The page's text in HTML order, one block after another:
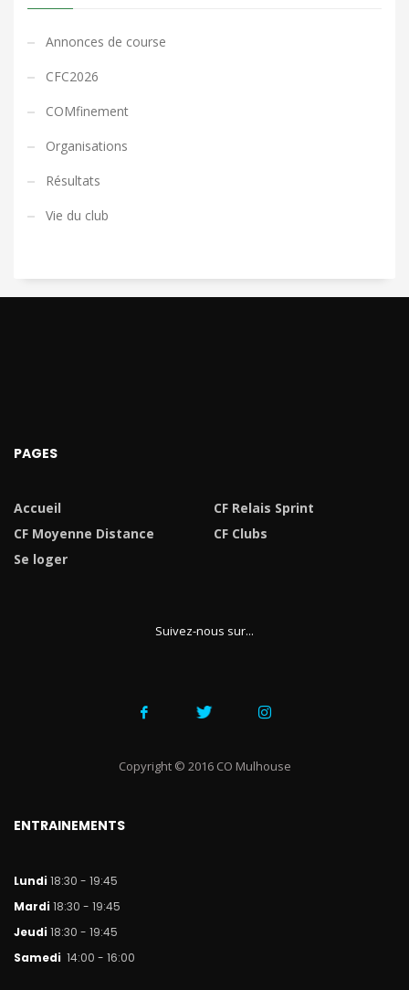
Annonces de course
CFC2026
COMfinement
Organisations
Résultats
Vie du club
PAGES
Accueil
CF Relais Sprint
CF Moyenne Distance
CF Clubs
Se loger
Suivez-nous sur...
Copyright © 2016 CO Mulhouse
ENTRAINEMENTS
Lundi 18:30 - 19:45
Mardi 18:30 - 19:45
Jeudi 18:30 - 19:45
Samedi 14:00 - 16:00